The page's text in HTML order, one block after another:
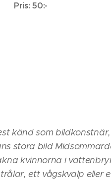
Pris: 50:-
känd som
stora bild
kvinnorna i
ett vågskvalp eller